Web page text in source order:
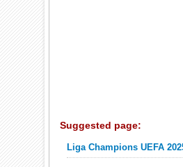
Suggested page:
Liga Champions UEFA